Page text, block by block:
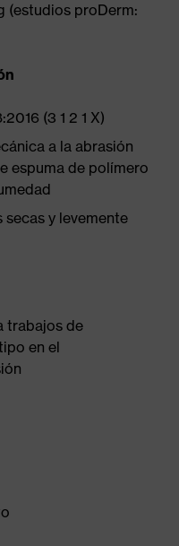
(estudios proDerm:
(3 1 2 1 X)
a la abrasión
espuma de polímero
secas y levemente
trabajos de
en el